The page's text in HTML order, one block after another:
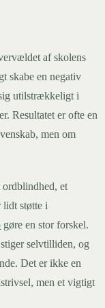
af skolens
skabe en negativ
utilstrækkeligt i
Resultatet er ofte en
men om
ordblindhed, et
lidt støtte i
gøre en stor forskel.
selvtilliden, og
Det er ikke en
men et vigtigt